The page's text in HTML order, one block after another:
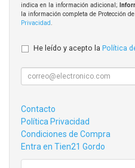
indica en la información adicional;
la información completa de Protección
Privacidad
He leído y acepto la Política
Contacto
Política Privacidad
Condiciones de Compra
Entra en Tien21 Gordo